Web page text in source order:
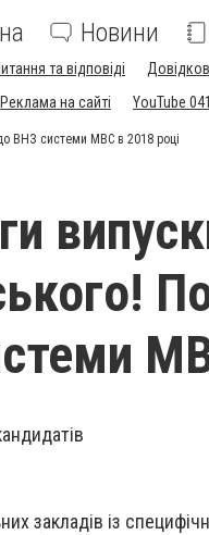
Новини
та відповіді
Реклама на сайті YouTube
ВНЗ системи МВС в 2018 році
закладів із